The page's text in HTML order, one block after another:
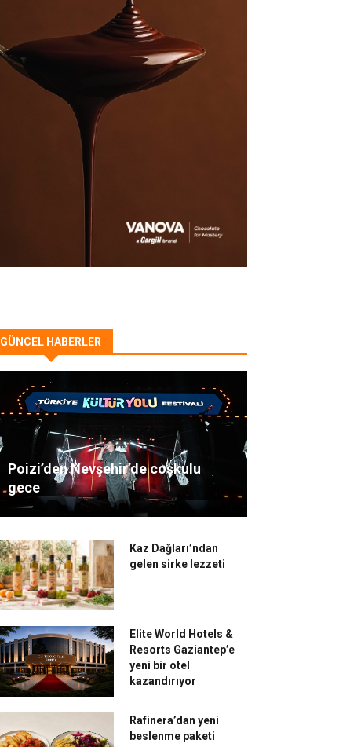
GÜNCEL HABERLER
Poizi’den Nevşehir’de coşkulu
gece
Kaz Dağları’ndan
gelen sirke lezzeti
Elite World Hotels &
Resorts Gaziantep’e
yeni bir otel
kazandırıyor
Rafinera’dan yeni
beslenme paketi